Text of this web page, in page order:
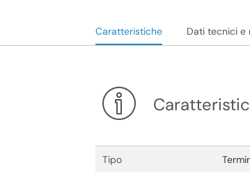
Caratteristiche Dati tecnici e
Tipo